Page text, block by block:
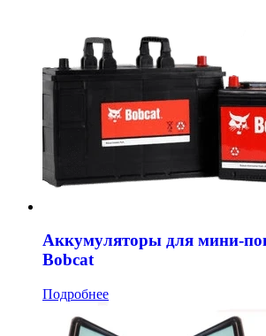
Аккумуляторы для мини-
Bobcat
Подробнее